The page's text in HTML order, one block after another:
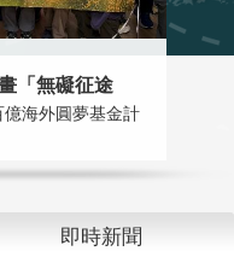
「無礙征途
海外圓夢基金計
即時新聞